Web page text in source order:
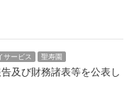
サービス 聖寿園
及び財務諸表等を公表し